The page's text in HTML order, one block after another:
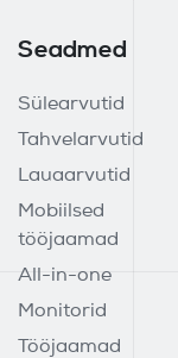
Seadmed
Sülearvutid
Tahvelarvutid
Lauaarvutid
Mobiilsed
tööjaamad
All-in-one
Monitorid
Tööjaamad